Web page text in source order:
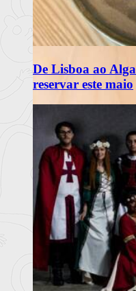
De Lisboa ao
reservar este maio